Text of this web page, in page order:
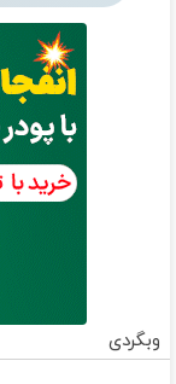
وبگردی